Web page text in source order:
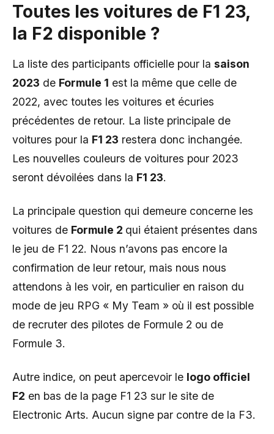
Toutes les voitures de F1 23,
la F2 disponible ?
La liste des participants officielle pour la saison
2023 de Formule 1 est la même que celle de
2022, avec toutes les voitures et écuries
précédentes de retour. La liste principale de
voitures pour la F1 23 restera donc inchangée.
Les nouvelles couleurs de voitures pour 2023
seront dévoilées dans la F1 23.
La principale question qui demeure concerne les
voitures de Formule 2 qui étaient présentes dans
le jeu de F1 22. Nous n’avons pas encore la
confirmation de leur retour, mais nous nous
attendons à les voir, en particulier en raison du
mode de jeu RPG « My Team » où il est possible
de recruter des pilotes de Formule 2 ou de
Formule 3.
Autre indice, on peut apercevoir le logo officiel
F2 en bas de la page F1 23 sur le site de
Electronic Arts. Aucun signe par contre de la F3.